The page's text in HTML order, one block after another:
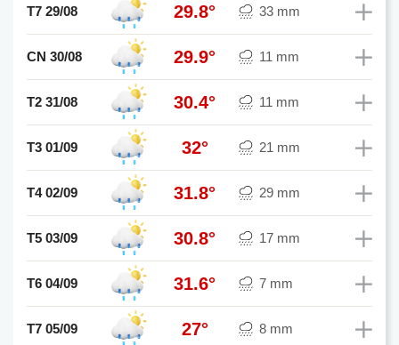
T7 29/08 29.8° 33 mm
CN 30/08 29.9° 11 mm
T2 31/08 30.4° 11 mm
T3 01/09 32° 21 mm
T4 02/09 31.8° 29 mm
T5 03/09 30.8° 17 mm
T6 04/09 31.6° 7 mm
T7 05/09 27° 8 mm